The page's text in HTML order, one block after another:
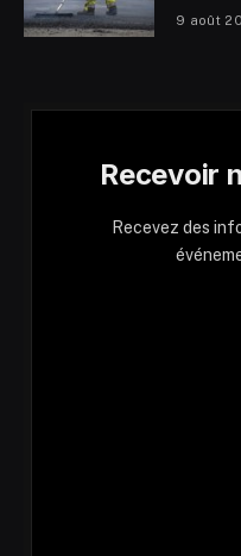
9 août
Recevoir
Recevez des